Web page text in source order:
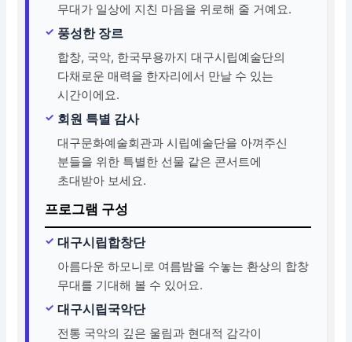
무대가 일상에 지친 마음을 위로해 줄 거예요.
풍성한 장르
합창, 국악, 한국무용까지 대구시립예술단의
다채로운 매력을 한자리에서 만날 수 있는
시간이에요.
회원 특별 감사
대구문화예술회관과 시립예술단을 아껴주신
분들을 위한 특별한 선물 같은 콘서트에
초대받아 보세요.
프로그램 구성
대구시립합창단
아름다운 하모니로 여름밤을 수놓는 환상의 합창
무대를 기대해 볼 수 있어요.
대구시립국악단
전통 국악의 깊은 울림과 현대적 감각이